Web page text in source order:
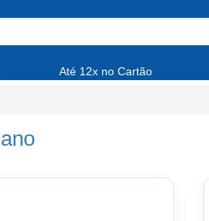
Até 12x no Cartão